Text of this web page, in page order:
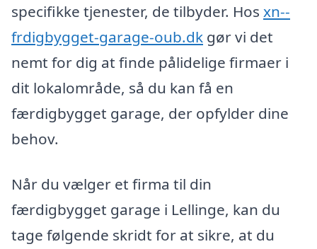
specifikke tjenester, de tilbyder. Hos xn--
frdigbygget-garage-oub.dk gør vi det
nemt for dig at finde pålidelige firmaer i
dit lokalområde, så du kan få en
færdigbygget garage, der opfylder dine
behov.
Når du vælger et firma til din
færdigbygget garage i Lellinge, kan du
tage følgende skridt for at sikre, at du